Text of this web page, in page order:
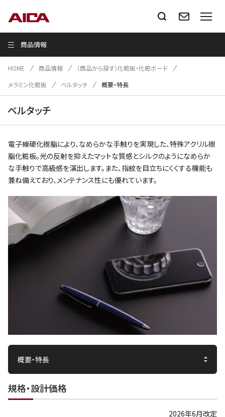
商品情報
HOME 商品情報
（商品から探す）化粧板・化粧ボード
メラミン化粧板
ベルタッチ 概要・特長
ベルタッチ
電子線硬化樹脂により、なめらかな手触りを実現した、特殊アクリル樹
脂化粧板。光の反射を抑えたマットな質感とシルクのようになめらか
な手触りで高級感を演出します。また、指紋を目立ちにくくする機能も
兼ね備えており、メンテナンス性にも優れています。
規格・設計価格
2026年6月改定